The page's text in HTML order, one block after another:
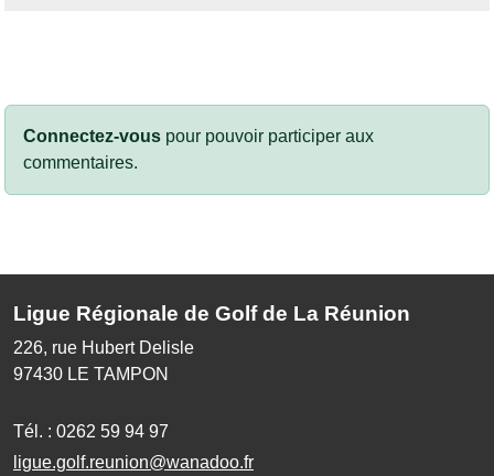
Connectez-vous pour pouvoir participer aux
commentaires.
Ligue Régionale de Golf de La Réunion
226, rue Hubert Delisle
97430 LE TAMPON
Tél. : 0262 59 94 97
ligue.golf.reunion@wanadoo.fr